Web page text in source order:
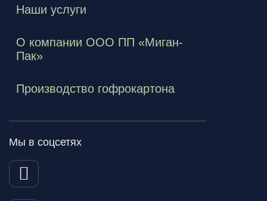
Наши услуги
О компании ООО ПП «Миган-
Пак»
Производство гофрокартона
Мы в соцсетях